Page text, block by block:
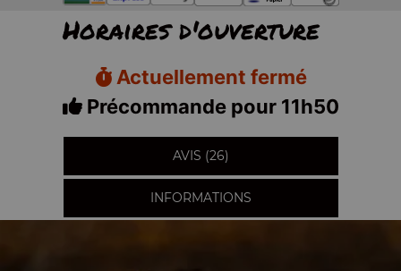
Horaires d'ouverture
Actuellement fermé
Précommande pour 11h50
AVIS (26)
INFORMATIONS